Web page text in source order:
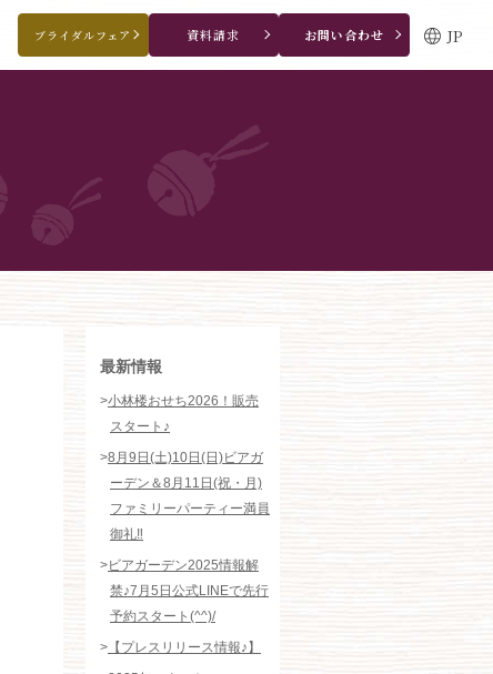
ブライダルフェア 資料請求 お問い合わせ
0120-166-088
12：00〜20：00
JP
最新情報
>小林楼おせち2026！販売
スタート♪
>8月9日(土)10日(日)ビアガ
ーデン＆8月11日(祝・月)
ファミリーパーティー満員
御礼‼️
>ビアガーデン2025情報解
禁♪7月5日公式LINEで先行
予約スタート(^^)/
> 【プレスリリース情報♪】